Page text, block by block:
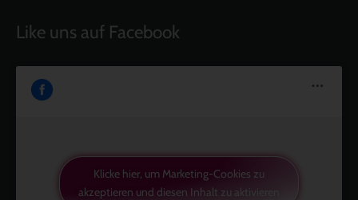
Like uns auf Facebook
Klicke hier, um Marketing-Cookies zu
akzeptieren und diesen Inhalt zu aktivieren